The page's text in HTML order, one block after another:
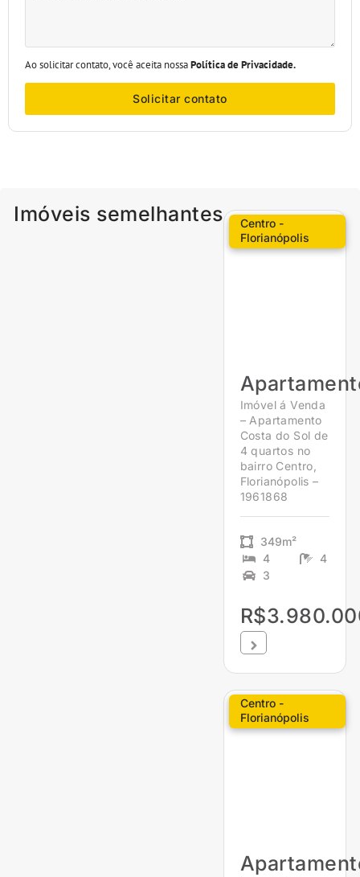
Ao solicitar contato, você aceita nossaPolítica de Privacidade.
Solicitar contato
Imóveis semelhantes
Centro -
Florianópolis
Imóvel á Venda
– Apartamento
Costa do Sol de
4 quartos no
bairro Centro,
Florianópolis –
1961868
349m²
4
4
3
Centro -
Florianópolis